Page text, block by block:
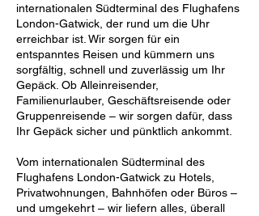
internationalen Südterminal des Flughafens
London-Gatwick, der rund um die Uhr
erreichbar ist. Wir sorgen für ein
entspanntes Reisen und kümmern uns
sorgfältig, schnell und zuverlässig um Ihr
Gepäck. Ob Alleinreisender,
Familienurlauber, Geschäftsreisende oder
Gruppenreisende – wir sorgen dafür, dass
Ihr Gepäck sicher und pünktlich ankommt.
Vom internationalen Südterminal des
Flughafens London-Gatwick zu Hotels,
Privatwohnungen, Bahnhöfen oder Büros –
und umgekehrt – wir liefern alles, überall